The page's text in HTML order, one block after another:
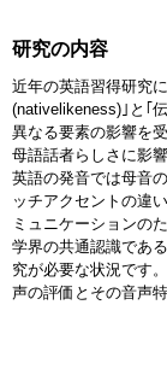
研究の内容
近年の英語習得研究
(nativelikeness)｣と｢
異なる要素の影響を
母語話者らしさに影
英語の発音では母音
ッチアクセントの違
ミュニケーションの
学界の共通認識であ
究が必要な状況です
声の評価とその音声